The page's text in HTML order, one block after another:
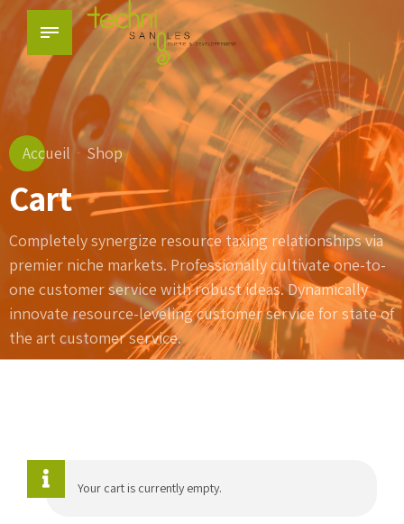
Accueil Shop
Cart
Completely synergize resource taxing relationships via
premier niche markets. Professionally cultivate one-to-
one customer service with robust ideas. Dynamically
innovate resource-leveling customer service for state of
the art customer service.
Your cart is currently empty.